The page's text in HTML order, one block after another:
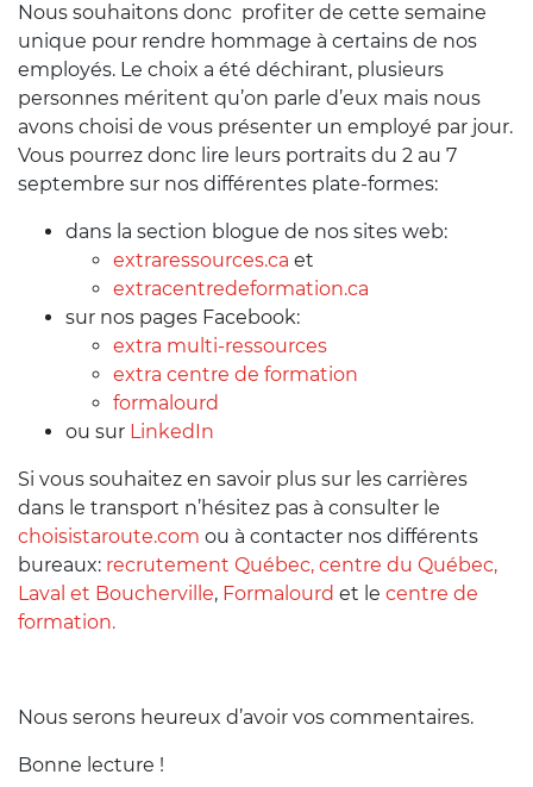
Nous souhaitons donc profiter de cette semaine
unique pour rendre hommage à certains de nos
employés. Le choix a été déchirant, plusieurs
personnes méritent qu’on parle d’eux mais nous
avons choisi de vous présenter un employé par jour.
Vous pourrez donc lire leurs portraits du 2 au 7
septembre sur nos différentes plate-formes:
dans la section blogue de nos sites web:
extraressources.ca et
extracentredeformation.ca
sur nos pages Facebook:
extra multi-ressources
extra centre de formation
formalourd
ou sur LinkedIn
Si vous souhaitez en savoir plus sur les carrières
dans le transport n’hésitez pas à consulter le
choisistaroute.com ou à contacter nos différents
bureaux: recrutement Québec, centre du Québec,
Laval et Boucherville, Formalourd et le centre de
formation.
Nous serons heureux d’avoir vos commentaires.
Bonne lecture !